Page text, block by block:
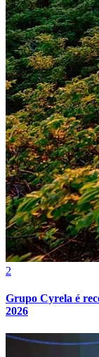
Grêmio
2
Grupo Cyrela é
2026